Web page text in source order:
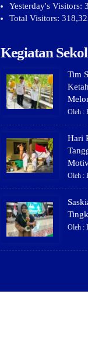
Yesterday's Visitors:
Total Visitors:
Kegiatan
Tim
Oleh :
Hari
Oleh :
Oleh :